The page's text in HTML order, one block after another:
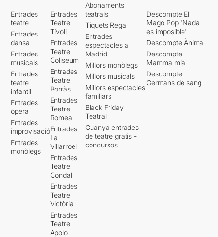
Entrades
teatre
Entrades
dansa
Entrades
musicals
Entrades
teatre
infantil
Entrades
òpera
Entrades
improvisació
Entrades
monòlegs
Entrades
Teatre
Tívoli
Entrades
Teatre
Coliseum
Entrades
Teatre
Borràs
Entrades
Teatre
Romea
Entrades
La
Villarroel
Entrades
Teatre
Condal
Entrades
Teatre
Victòria
Entrades
Teatre
Apolo
Abonaments
teatrals
Tiquets Regal
Entrades
espectacles a
Madrid
Millors monòlegs
Millors musicals
Millors espectacles
familiars
Black Friday
Teatral
Guanya entrades
de teatre gratis -
concursos
Descompte El
Mago Pop 'Nada
es imposible'
Descompte Ànima
Descompte
Mamma mia
Descompte
Germans de sang